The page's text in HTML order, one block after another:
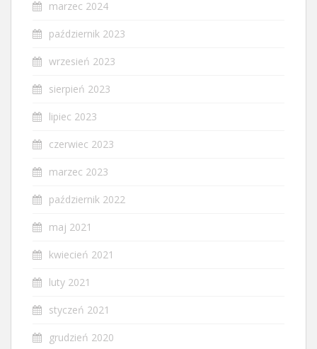
marzec 2024
październik 2023
wrzesień 2023
sierpień 2023
lipiec 2023
czerwiec 2023
marzec 2023
październik 2022
maj 2021
kwiecień 2021
luty 2021
styczeń 2021
grudzień 2020